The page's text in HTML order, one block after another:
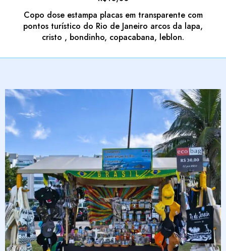
Copo dose estampa placas em transparente com
pontos turístico do Rio de Janeiro arcos da lapa,
cristo , bondinho, copacabana, leblon.